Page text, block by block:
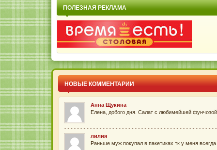
ПОЛЕЗНАЯ РЕКЛАМА
НОВЫЕ КОММЕНТАРИИ
Анна Щукина
Елена, добого дня. Салат с любимейшей
лилия
Раньше муж покупал в пакетиках тк у меня